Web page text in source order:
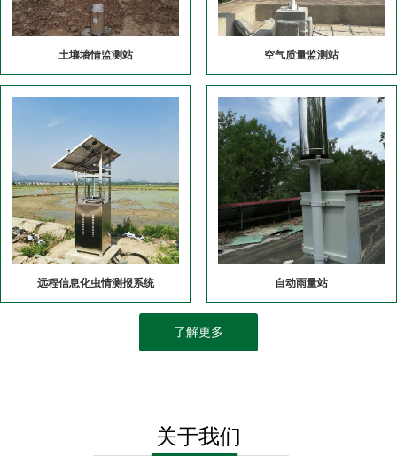
土壤墒情监测站 空气质量监测站
远程信息化虫情测报系统 自动雨量站
了解更多
关于我们